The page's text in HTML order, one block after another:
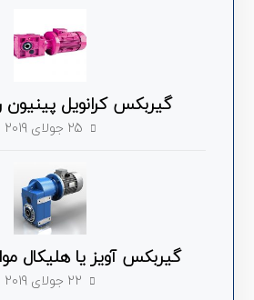
گیربکس کرانویل پینیون
25 جولای 2019
گیربکس آویز یا هلیکال
22 جولای 2019